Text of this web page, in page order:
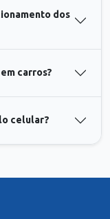
dos
carros?
celular?